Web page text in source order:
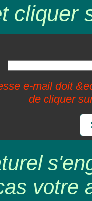
cliquer
e-mail doit
de cliquer
votre